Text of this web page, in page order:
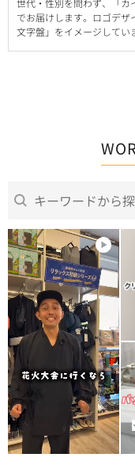
でお届けします。ロゴデザ
文字盤」をイメージしてい